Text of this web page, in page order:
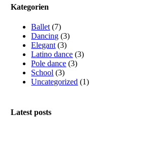
Kategorien
Ballet(7)
Dancing (3)
Elegant(3)
Latino dance (3)
Pole dance (3)
School (3)
Uncategorized (1)
Latest posts